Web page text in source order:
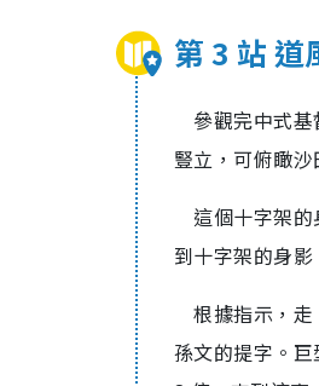
第 3 站 道
參觀完中式基
豎立，可俯瞰沙
這個十字架
到十字架的身影
根據指示，
孫文的提字。